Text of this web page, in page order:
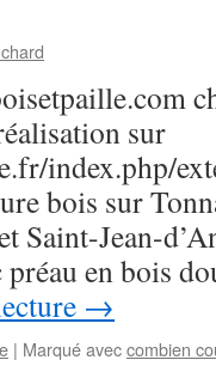
sur
index.php/
bois sur
Saint-Jean-
en bois
→
| Marqué aveccombien